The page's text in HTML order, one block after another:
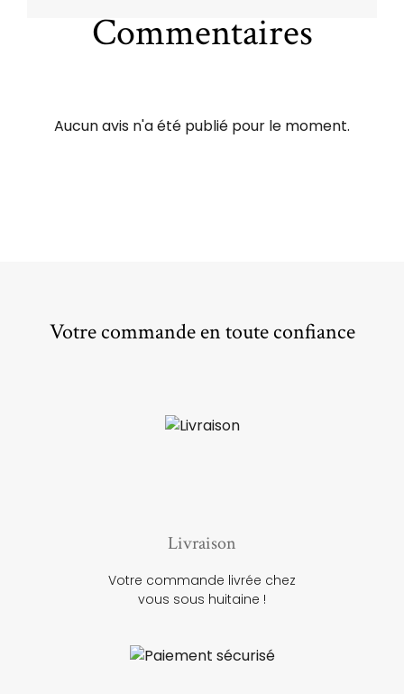
Commentaires
Aucun avis n'a été publié pour le moment.
Votre commande en toute confiance
Livraison
Votre commande livrée chez
vous sous huitaine !